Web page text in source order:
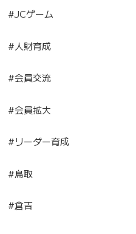
#JCゲーム
#人財育成
#会員交流
#会員拡大
#リーダー育成
#鳥取
#倉吉